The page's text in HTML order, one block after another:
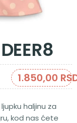
1.850,00
haljinu za
kod nas ćete